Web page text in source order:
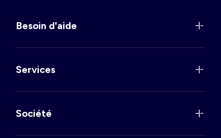
Besoin d'aide
Services
Société